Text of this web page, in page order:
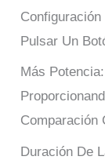
Pulsar Un
Más
Comparación
Duración De